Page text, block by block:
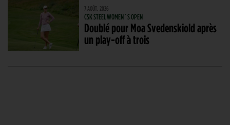
7 AOÛT. 2026
CSK STEEL WOMEN´S OPEN
Doublé pour Moa Svedenskiold après
un play-off à trois